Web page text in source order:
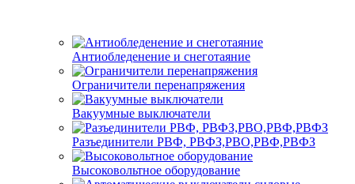
Антиобледенение и снеготаяние
Ограничители перенапряжения
Вакуумные выключатели
Разъединители РВФ, РВФЗ,РВО,РВФ,РВФЗ
Высоковольтное оборудование